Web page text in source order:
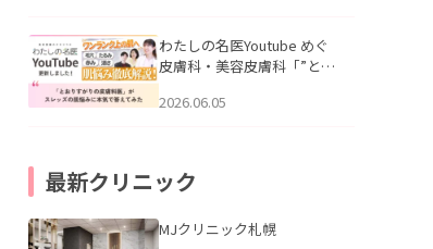
公開いたしました。
わたしの名医Youtube めぐ
皮膚科・美容皮膚科「”とお
ッズの肌悩みに本気で答え
2026.06.05
最新クリニック
MJクリニック札幌